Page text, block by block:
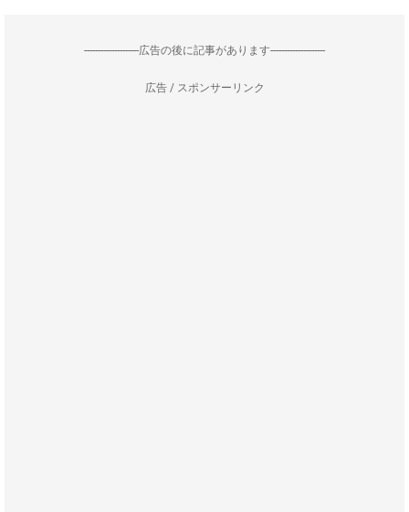
--------------------広告の後に記事があります--------------------
広告 / スポンサーリンク